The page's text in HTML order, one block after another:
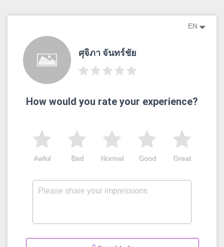
EN
ศุจิภา จันทร์ชัย
How would you rate your experience?
Great
Good
Normal
Bad
Awful